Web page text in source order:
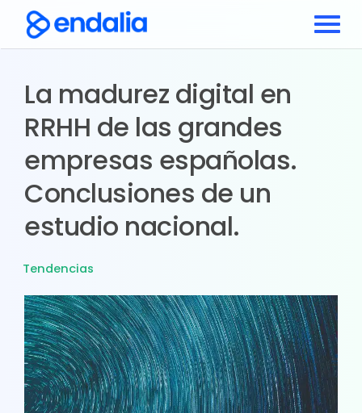
La madurez digital en
RRHH de las grandes
empresas españolas.
Conclusiones de un
estudio nacional.
Tendencias